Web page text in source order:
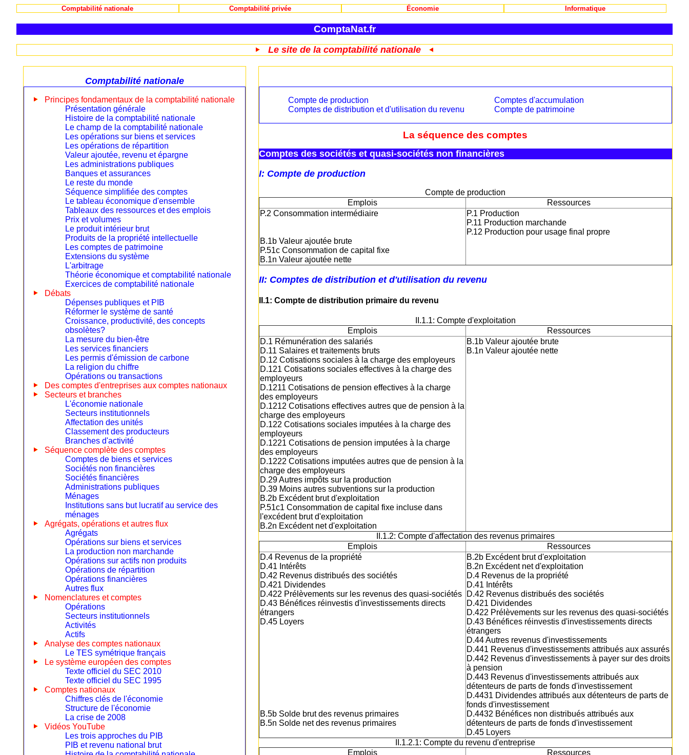
Comptabilité nationale Comptabilité privée Économie Informatique
ComptaNat.fr
Le site de la comptabilité nationale
Compte de production
Comptes de distribution et d'utilisation du revenu
Comptes d'accumulation
Compte de patrimoine
La séquence des comptes
Comptes des sociétés et quasi-sociétés non financières
I: Compte de production
Compte de production
Emplois
Ressources
P.2 Consommation intermédiaire
B.1b Valeur ajoutée brute
P.51c Consommation de capital fixe
B.1n Valeur ajoutée nette
P.1 Production
P.11 Production marchande
P.12 Production pour usage final propre
II: Comptes de distribution et d'utilisation du revenu
II.1: Compte de distribution primaire du revenu
II.1.1: Compte d'exploitation
Emplois
Ressources
D.1 Rémunération des salariés
D.11 Salaires et traitements bruts
D.12 Cotisations sociales à la charge des employeurs
D.121 Cotisations sociales effectives à la charge des
employeurs
D.1211 Cotisations de pension effectives à la charge
des employeurs
D.1212 Cotisations effectives autres que de pension à la
charge des employeurs
D.122 Cotisations sociales imputées à la charge des
employeurs
D.1221 Cotisations de pension imputées à la charge
des employeurs
D.1222 Cotisations imputées autres que de pension à la
charge des employeurs
D.29 Autres impôts sur la production
D.39 Moins autres subventions sur la production
B.2b Excédent brut d'exploitation
P.51c1 Consommation de capital fixe incluse dans
l'excédent brut d'exploitation
B.2n Excédent net d'exploitation
B.1b Valeur ajoutée brute
B.1n Valeur ajoutée nette
II.1.2: Compte d'affectation des revenus primaires
Emplois
Ressources
D.4 Revenus de la propriété
D.41 Intérêts
D.42 Revenus distribués des sociétés
D.421 Dividendes
D.422 Prélèvements sur les revenus des quasi-sociétés
D.43 Bénéfices réinvestis d'investissements directs
étrangers
D.45 Loyers
B.5b Solde brut des revenus primaires
B.5n Solde net des revenus primaires
B.2b Excédent brut d'exploitation
B.2n Excédent net d'exploitation
D.4 Revenus de la propriété
D.41 Intérêts
D.42 Revenus distribués des sociétés
D.421 Dividendes
D.422 Prélèvements sur les revenus des quasi-sociétés
D.43 Bénéfices réinvestis d'investissements directs
étrangers
D.44 Autres revenus d'investissements
D.441 Revenus d'investissements attribués aux assurés
D.442 Revenus d'investissements à payer sur des droits
à pension
D.443 Revenus d'investissements attribués aux
détenteurs de parts de fonds d'investissement
D.4431 Dividendes attribués aux détenteurs de parts de
fonds d'investissement
D.4432 Bénéfices non distribués attribués aux
détenteurs de parts de fonds d'investissement
D.45 Loyers
II.1.2.1: Compte du revenu d'entreprise
Emplois
Ressources
Comptabilité nationale
Principes fondamentaux de la comptabilité nationale
Présentation générale
Histoire de la comptabilité nationale
Le champ de la comptabilité nationale
Les opérations sur biens et services
Les opérations de répartition
Valeur ajoutée, revenu et épargne
Les administrations publiques
Banques et assurances
Le reste du monde
Séquence simplifiée des comptes
Le tableau économique d'ensemble
Tableaux des ressources et des emplois
Prix et volumes
Le produit intérieur brut
Produits de la propriété intellectuelle
Les comptes de patrimoine
Extensions du système
L'arbitrage
Théorie économique et comptabilité nationale
Exercices de comptabilité nationale
Débats
Dépenses publiques et PIB
Réformer le système de santé
Croissance, productivité, des concepts
obsolètes?
La mesure du bien-être
Les services financiers
Les permis d'émission de carbone
La religion du chiffre
Opérations ou transactions
Des comptes d'entreprises aux comptes nationaux
Secteurs et branches
L'économie nationale
Secteurs institutionnels
Affectation des unités
Classement des producteurs
Branches d'activité
Séquence complète des comptes
Comptes de biens et services
Sociétés non financières
Sociétés financières
Administrations publiques
Ménages
Institutions sans but lucratif au service des
ménages
Agrégats, opérations et autres flux
Agrégats
Opérations sur biens et services
La production non marchande
Opérations sur actifs non produits
Opérations de répartition
Opérations financières
Autres flux
Nomenclatures et comptes
Opérations
Secteurs institutionnels
Activités
Actifs
Analyse des comptes nationaux
Le TES symétrique français
Le système européen des comptes
Texte officiel du SEC 2010
Texte officiel du SEC 1995
Comptes nationaux
Chiffres clés de l'économie
Structure de l'économie
La crise de 2008
Vidéos YouTube
Les trois approches du PIB
PIB et revenu national brut